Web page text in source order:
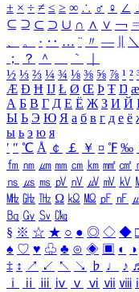
± × ÷ ≠ ≤ ≥ ∞ ∴ ♂ ♀ ∠
⊆ ⊇ ⊂ ⊃ ∪ ∩ ∧ ∨ ￢
、
。 · ‥ … ¨ 〃 ― ＼
；
？ ＾ ｀
½ ⅓ ⅔ ¼ ¾ ⅛ ⅜ ⅝ ⅞ ¹ ²
Æ Ð Ħ Ĳ Ł Ø Œ Þ Ŧ Ŋ æ
А Б В Г Д Е Ё Ж З И Й
Ы Ь Э Ю Я а б в г д е ё
ы ь э ю я
′ ″ ℃ Å ￠ ￡ ￥ ¤ ℉ ‰
㎙ ㎚ ㎛ ㎜ ㎝ ㎞ ㎟ ㎠
㎱ ㎲ ㎳ ㎴ ㎵ ㎶ ㎷ ㎸
㎒ ㎓ ㎔ Ω ㏀ ㏁ ㎊ ㎋
㏃ ㏉ ㏜ ㏆
§ ※ ☆ ★ ○ ● ◎ ◇ ◆
♠ ♡ ♥ ♧ ♣ ⊙ ◈ ▣ ◐ ◑
‡ ↕ ↗ ↙ ↖ ↘ ♭ ♩ ♪ ♬
ⅰ
ⅱ ⅲ ⅳ ⅴ ⅵ ⅶ ⅷ